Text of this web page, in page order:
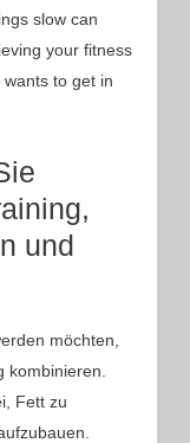
slow can
your fitness
to get in
und
möchten,
kombinieren.
Fett zu